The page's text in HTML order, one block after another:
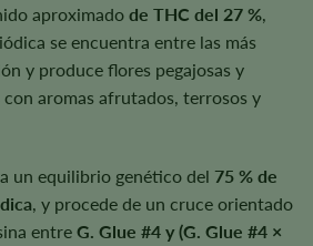
aproximado de THC del 27 %
se encuentra entre las más
y produce flores pegajosas y
aromas afrutados, terrosos y
un equilibrio genético del 75 % de
, y procede de un cruce orientado
entre G. Glue #4 y (G. Glue #4 ×